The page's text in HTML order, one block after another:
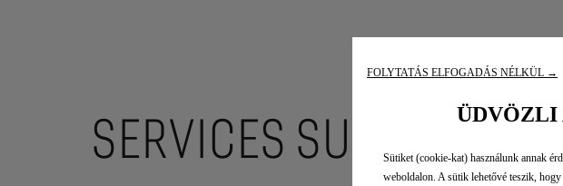
SERVICES SUR-MESURE
FOLYTATÁS ELFOGADÁS NÉLKÜL →
ÜDVÖZLI
Sütiket (cookie-kat) használunk annak
weboldalon. A sütik lehetővé teszik,